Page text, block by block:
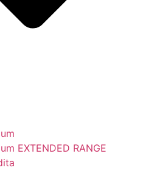
EXTENDED RANGE